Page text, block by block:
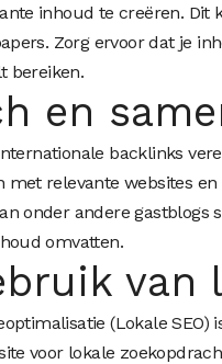
inhoud te creëren.
Zorg ervoor dat je
bereiken.
en
backlinks
met relevante websites
onder andere
omvatten.
van
(Lokale
voor lokale